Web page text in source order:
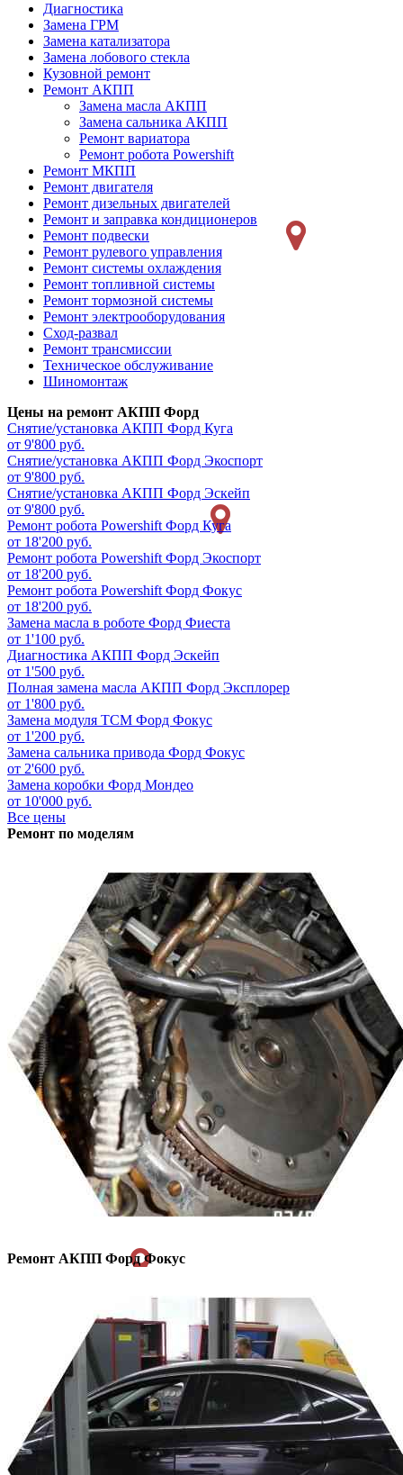
Меню
Ремонт
слева
Диагностика
Замена ГРМ
Замена катализатора
Замена лобового стекла
Кузовной ремонт
Ремонт АКПП
Замена масла АКПП
Замена сальника АКПП
Ремонт вариатора
Ремонт робота Powershift
Ремонт МКПП
Ремонт двигателя
Ремонт дизельных двигателей
Ремонт и заправка кондиционеров
Ремонт подвески
Ремонт рулевого управления
Ремонт системы охлаждения
Ремонт топливной системы
Ремонт тормозной системы
Ремонт электрооборудования
Сход-развал
Ремонт трансмиссии
Техническое обслуживание
Шиномонтаж
Цены на ремонт АКПП Форд
Снятие/установка АКПП Форд Куга
от 9'800 руб.
Снятие/установка АКПП Форд Экоспорт
от 9'800 руб.
Снятие/установка АКПП Форд Эскейп
от 9'800 руб.
Ремонт робота PowershiftФорд Куга
от 18'200 руб.
Ремонт робота PowershiftФорд Экоспорт
от 18'200 руб.
Ремонт робота PowershiftФорд Фокус
от 18'200 руб.
Замена масла в роботе Форд Фиеста
от 1'100 руб.
Диагностика АКПП Форд Эскейп
от 1'500 руб.
Полная замена масла АКПП Форд Эксплорер
от 1'800 руб.
Замена модуля ТСМ Форд Фокус
от 1'200 руб.
Замена сальника привода Форд Фокус
от 2'600 руб.
Замена коробки Форд Мондео
от 10'000 руб.
Все цены
Ремонт по моделям
Ремонт АКПП Форд Фокус